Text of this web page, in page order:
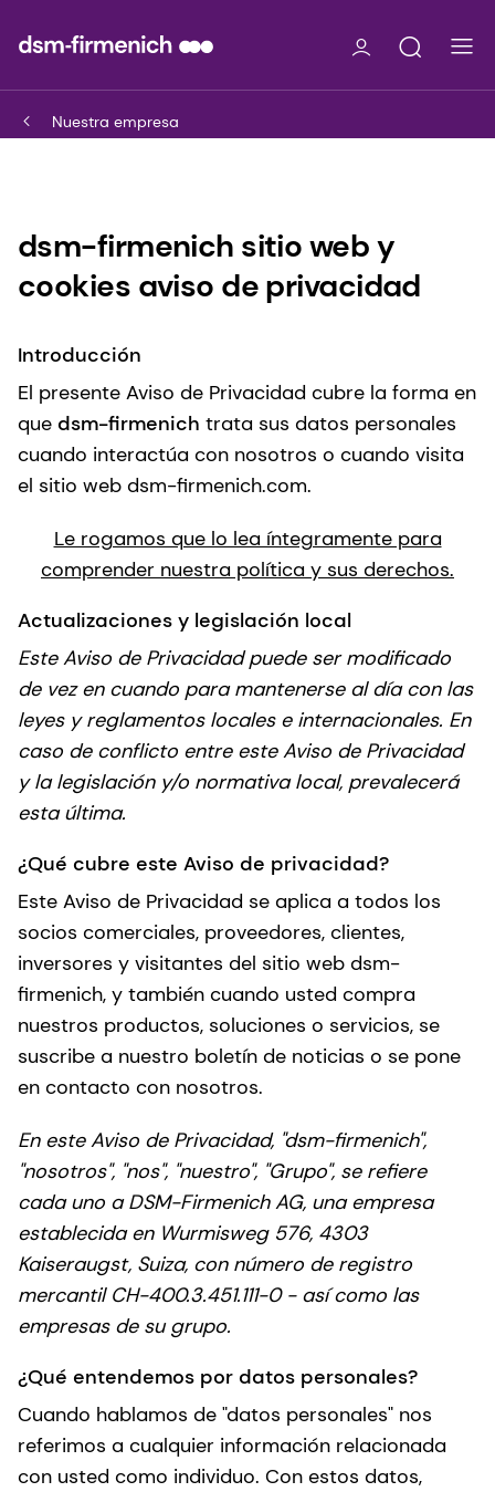
Nuestra empresa
dsm-firmenich sitio web y
cookies aviso de privacidad
Introducción
El presente Aviso de Privacidad cubre la forma en
que dsm-firmenich trata sus datos personales
cuando interactúa con nosotros o cuando visita
el sitio web dsm-firmenich.com.
Le rogamos que lo lea íntegramente para
comprender nuestra política y sus derechos.
Actualizaciones y legislación local
Este Aviso de Privacidad puede ser modificado
de vez en cuando para mantenerse al día con las
leyes y reglamentos locales e internacionales. En
caso de conflicto entre este Aviso de Privacidad
y la legislación y/o normativa local, prevalecerá
esta última.
¿Qué cubre este Aviso de privacidad?
Este Aviso de Privacidad se aplica a todos los
socios comerciales, proveedores, clientes,
inversores y visitantes del sitio web dsm-
firmenich, y también cuando usted compra
nuestros productos, soluciones o servicios, se
suscribe a nuestro boletín de noticias o se pone
en contacto con nosotros.
En este Aviso de Privacidad, "dsm-firmenich",
"nosotros", "nos", "nuestro", "Grupo", se refiere
cada uno a DSM-Firmenich AG, una empresa
establecida en Wurmisweg 576, 4303
Kaiseraugst, Suiza, con número de registro
mercantil CH-400.3.451.111-0 - así como las
empresas de su grupo.
¿Qué entendemos por datos personales?
Cuando hablamos de "datos personales" nos
referimos a cualquier información relacionada
con usted como individuo. Con estos datos,